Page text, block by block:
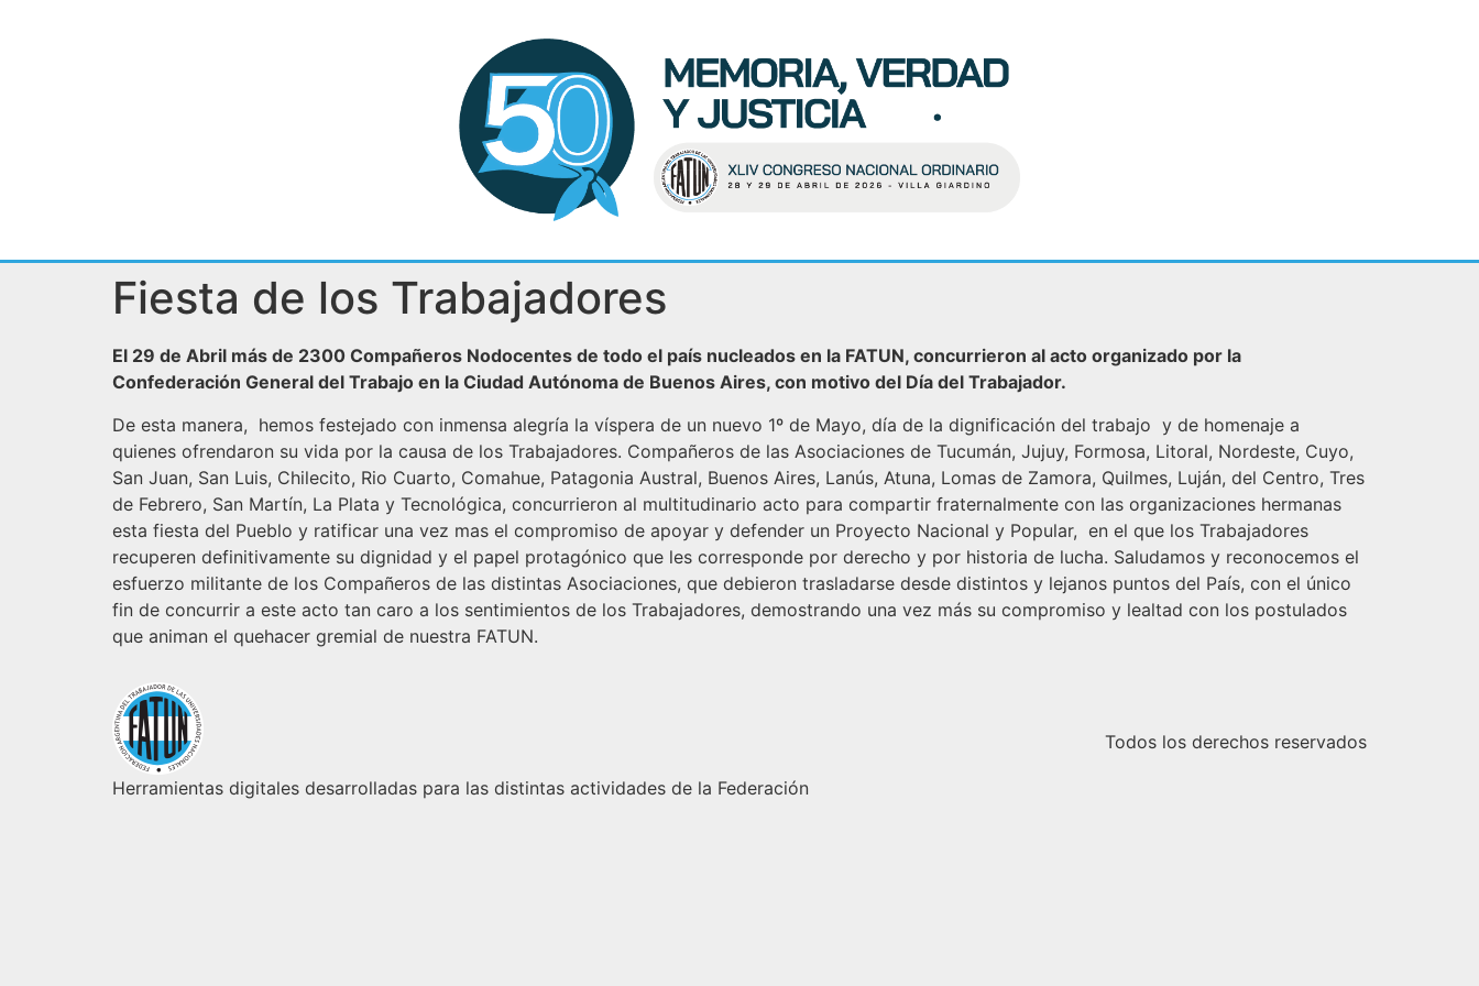
Fiesta de los Trabajadores
El 29 de Abril más de 2300 Compañeros Nodocentes de todo el país nucleados en la FATUN, concurrieron al acto organizado por la
Confederación General del Trabajo en la Ciudad Autónoma de Buenos Aires, con motivo del Día del Trabajador.
De esta manera, hemos festejado con inmensa alegría la víspera de un nuevo 1º de Mayo, día de la dignificación del trabajo y de homenaje a
quienes ofrendaron su vida por la causa de los Trabajadores. Compañeros de las Asociaciones de Tucumán, Jujuy, Formosa, Litoral, Nordeste, Cuyo,
San Juan, San Luis, Chilecito, Rio Cuarto, Comahue, Patagonia Austral, Buenos Aires, Lanús, Atuna, Lomas de Zamora, Quilmes, Luján, del Centro, Tres
de Febrero, San Martín, La Plata y Tecnológica, concurrieron al multitudinario acto para compartir fraternalmente con las organizaciones hermanas
esta fiesta del Pueblo y ratificar una vez mas el compromiso de apoyar y defender un Proyecto Nacional y Popular, en el que los Trabajadores
recuperen definitivamente su dignidad y el papel protagónico que les corresponde por derecho y por historia de lucha. Saludamos y reconocemos el
esfuerzo militante de los Compañeros de las distintas Asociaciones, que debieron trasladarse desde distintos y lejanos puntos del País, con el único
fin de concurrir a este acto tan caro a los sentimientos de los Trabajadores, demostrando una vez más su compromiso y lealtad con los postulados
que animan el quehacer gremial de nuestra FATUN.
Herramientas digitales desarrolladas para las distintas actividades de la Federación
Todos los derechos reservados